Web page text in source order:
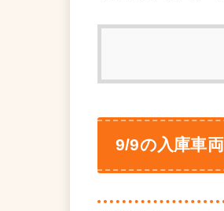
9/9の入庫車